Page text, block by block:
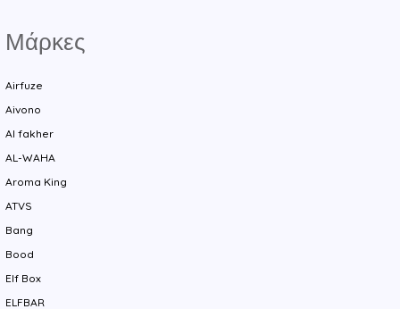
Μάρκες
Airfuze
Aivono
Al fakher
AL-WAHA
Aroma King
ATVS
Bang
Bood
Elf Box
ELFBAR